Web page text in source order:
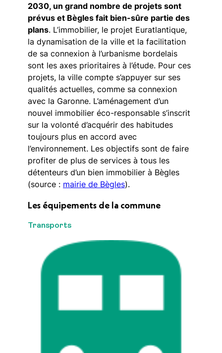
2030, un grand nombre de projets sont
prévus et Bègles fait bien-sûre partie des
plans. L’immobilier, le projet Euratlantique,
la dynamisation de la ville et la facilitation
de sa connexion à l’urbanisme bordelais
sont les axes prioritaires à l’étude. Pour ces
projets, la ville compte s’appuyer sur ses
qualités actuelles, comme sa connexion
avec la Garonne. L’aménagement d’un
nouvel immobilier éco-responsable s’inscrit
sur la volonté d’acquérir des habitudes
toujours plus en accord avec
l’environnement. Les objectifs sont de faire
profiter de plus de services à tous les
détenteurs d’un bien immobilier à Bègles
(source : mairie de Bègles).
Les équipements de la commune
Transports